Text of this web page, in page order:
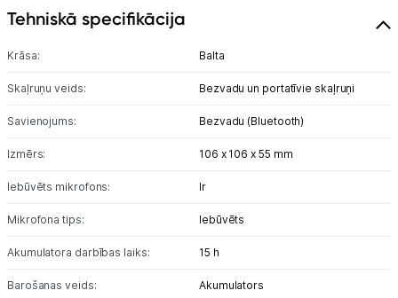
Viedierīces
Sadzīves tehnika
Skaistumkopšana
Ražotāju atjaunota tehnika
Vēlmju saraksts
Tehniskā specifikācija
Krāsa: Balta
Skaļruņu veids: Bezvadu un portatīvie skaļruņi
Savienojums: Bezvadu (Bluetooth)
Izmērs: 106 x 106 x 55 mm
Iebūvēts mikrofons: Ir
Mikrofona tips: Iebūvēts
Akumulatora darbības laiks: 15 h
Barošanas veids: Akumulators